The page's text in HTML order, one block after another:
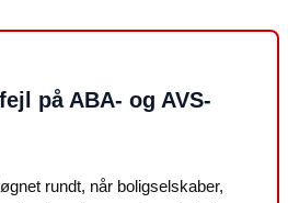
på ABA- og AVS-
rundt, når boligselskaber,